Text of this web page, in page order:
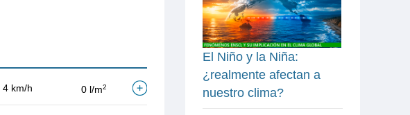
4 km/h 0 l/m2
El Niño y la Niña:
¿realmente afectan a
nuestro clima?